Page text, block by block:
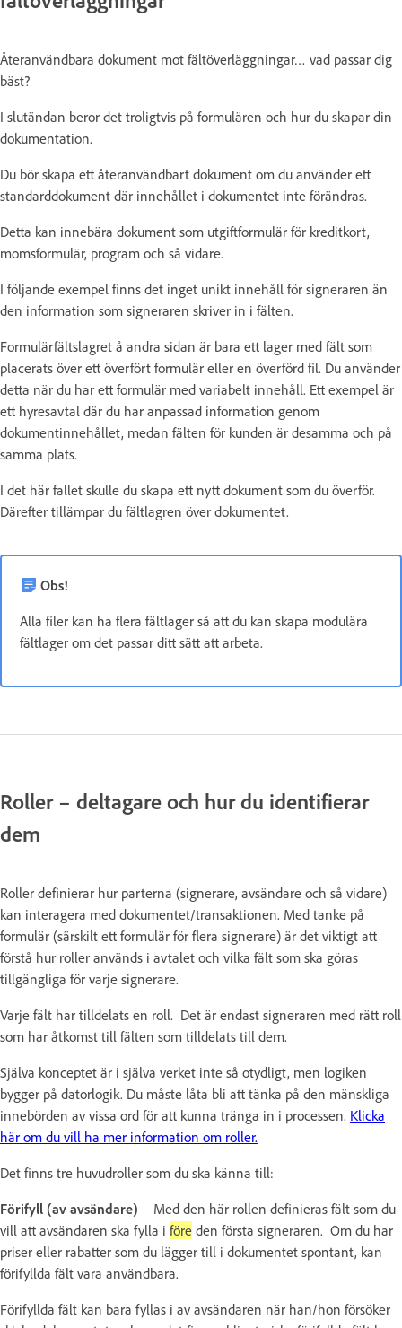
Återanvändbara dokument mot fältöverläggningar… vad passar dig
bäst?
I slutändan beror det troligtvis på formulären och hur du skapar din
dokumentation.
Du bör skapa ett återanvändbart dokument om du använder ett
standarddokument där innehållet i dokumentet inte förändras.
Detta kan innebära dokument som utgiftformulär för kreditkort,
momsformulär, program och så vidare.
I följande exempel finns det inget unikt innehåll för signeraren än
den information som signeraren skriver in i fälten.
Formulärfältslagret å andra sidan är bara ett lager med fält som
placerats över ett överfört formulär eller en överförd fil. Du använder
detta när du har ett formulär med variabelt innehåll. Ett exempel är
ett hyresavtal där du har anpassad information genom
dokumentinnehållet, medan fälten för kunden är desamma och på
samma plats.
I det här fallet skulle du skapa ett nytt dokument som du överför.
Därefter tillämpar du fältlagren över dokumentet.
Obs!
Alla filer kan ha flera fältlager så att du kan skapa modulära
fältlager om det passar ditt sätt att arbeta.
Roller – deltagare och hur du identifierar
dem
Roller definierar hur parterna (signerare, avsändare och så vidare)
kan interagera med dokumentet/transaktionen. Med tanke på
formulär (särskilt ett formulär för flera signerare) är det viktigt att
förstå hur roller används i avtalet och vilka fält som ska göras
tillgängliga för varje signerare.
Varje fält har tilldelats en roll. Det är endast signeraren med rätt roll
som har åtkomst till fälten som tilldelats till dem.
Själva konceptet är i själva verket inte så otydligt, men logiken
bygger på datorlogik. Du måste låta bli att tänka på den mänskliga
innebörden av vissa ord för att kunna tränga in i processen. Klicka
här om du vill ha mer information om roller.
Det finns tre huvudroller som du ska känna till:
Förifyll (av avsändare) – Med den här rollen definieras fält som du
vill att avsändaren ska fylla i före den första signeraren. Om du har
priser eller rabatter som du lägger till i dokumentet spontant, kan
förifyllda fält vara användbara.
Förifyllda fält kan bara fyllas i av avsändaren när han/hon försöker